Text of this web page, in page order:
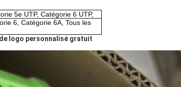
5e UTP, Catégorie 6 UTP,
6, Catégorie 6A, Tous les
logo personnalisé gratuit